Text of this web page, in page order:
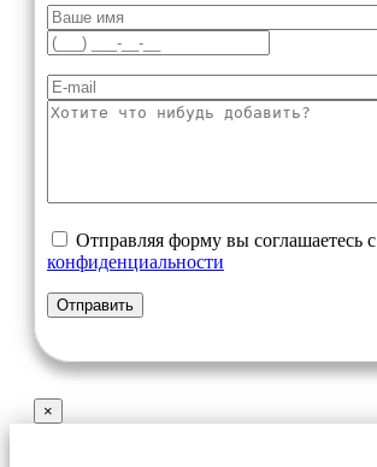
Отправляя форму вы соглашаетесь с
конфиденциальности
×